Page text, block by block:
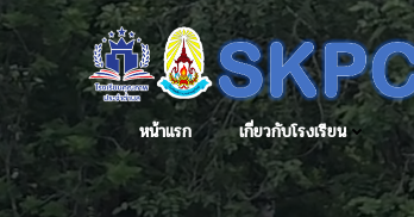
หน้าแรก เกี่ยวกับโรงเรียน